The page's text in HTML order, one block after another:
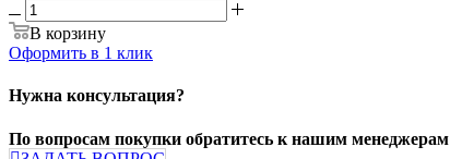
В корзину
Оформить в 1 клик
Нужна консультация?
По вопросам покупки обратитесь к нашим менеджерам